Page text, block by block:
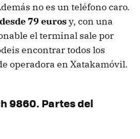
no es un teléfono caro.
79 eurosy, con una
el terminal sale por
encontrar todos los
operadora en Xatakamóvil.
9860. Partes del